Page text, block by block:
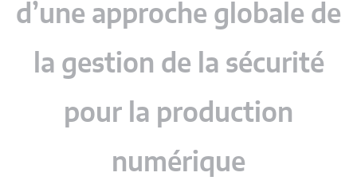
d’une approche globale de
la gestion de la sécurité
pour la production
numérique